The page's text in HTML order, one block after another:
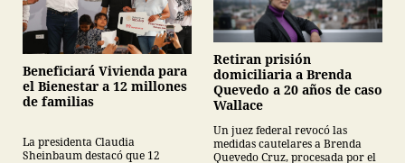
Beneficiará Vivienda para
el Bienestar a 12 millones
de familias
La presidenta Claudia
Sheinbaum destacó que 12
Retiran prisión
domiciliaria a Brenda
Quevedo a 20 años de caso
Wallace
Un juez federal revocó las
medidas cautelares a Brenda
Quevedo Cruz, procesada por el